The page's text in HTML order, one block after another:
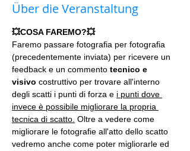
Über die Veranstaltung
💥COSA FAREMO?💥
Faremo passare fotografia per fotografia
(precedentemente inviata) per ricevere un
feedback e un commento tecnico e
visivo costruttivo per trovare all'interno
degli scatti i punti di forza e i punti dove
invece è possibile migliorare la propria
tecnica di scatto. Oltre a vedere come
migliorare le fotografie all'atto dello scatto
vedremo anche come poter migliorarle ed